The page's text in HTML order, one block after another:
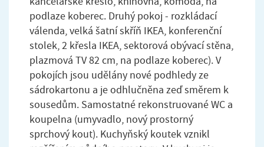
podlaze koberec. Druhý pokoj - rozkládací
válenda, velká šatní skříň IKEA, konferenční
stolek, 2 křesla IKEA, sektorová obývací stěna,
plazmová TV 82 cm, na podlaze koberec). V
pokojích jsou udělány nové podhledy ze
sádrokartonu a je odhlučněna zeď směrem k
sousedům. Samostatné rekonstruované WC a
koupelna (umyvadlo, nový prostorný
sprchový kout). Kuchyňský koutek vznikl